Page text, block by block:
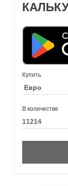
Купить
В количестве